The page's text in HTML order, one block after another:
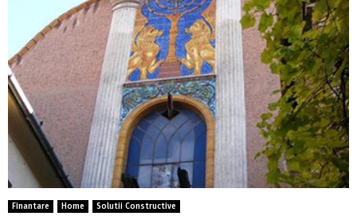
Finantare Home Solutii Constructive